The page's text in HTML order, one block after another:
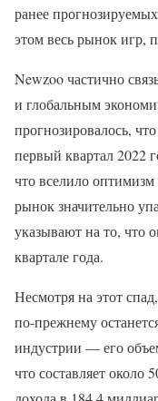
ранее
этом весь рынок игр,
Newzoo частично
и глобальным
прогнозировалось,
первый квартал 2022
что вселило
рынок значительно
указывают на то, что
квартале года.
Несмотря на этот
по-прежнему
индустрии — его
что составляет около